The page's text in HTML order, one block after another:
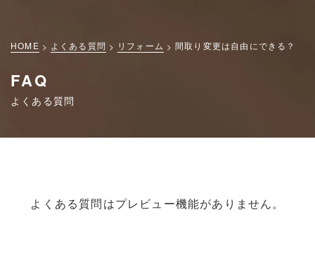
HOME よくある質問 リフォーム 間取り変更は自由にできる？
FAQ
よくある質問
よくある質問はプレビュー機能がありません。